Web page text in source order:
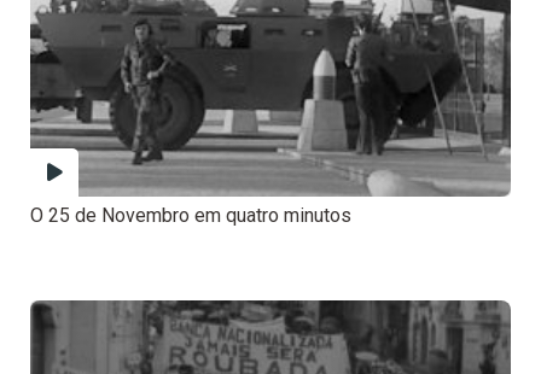
O 25 de Novembro em quatro minutos